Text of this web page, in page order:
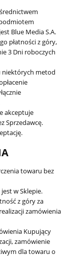
Blue Media S.A.
płatności z góry,
3 Dni roboczych
niektórych metod
akceptuje
Sprzedawcę.
towaru bez
w Sklepie.
z góry za
zamówienia
Kupujący
zamówienie
dla towaru o